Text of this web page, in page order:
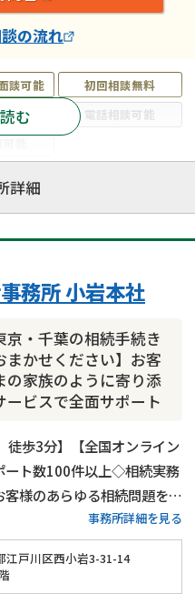
談可能
初回相談無料
可能
電話相談可能
棄
相続登記
額請求
相続税申告
生前対策
む
の流れ
詳細
京・千葉の相続手続き
まかせください】お客
の家族のように寄り添
ービスで全面サポート
務所 小岩本社
徒歩3分】【全国オンライン
ト数100件以上◇相続実務
様のあらゆる相続問題を解
事務所詳細を見る
江戸川区西小岩3-31-14